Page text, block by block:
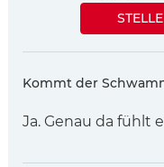
Kommt der
Ja. Genau da fühlt